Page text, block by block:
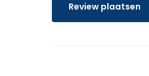
Review plaatsen